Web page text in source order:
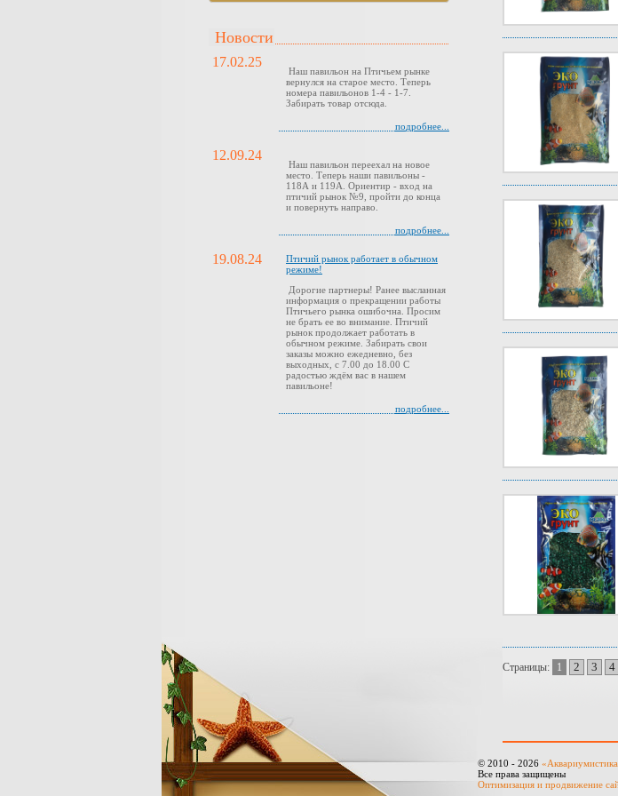
Страницы: 1 2 3 4
Новости
17.02.25
Наш павильон на Птичьем рынке
вернулся на старое место. Теперь
номера павильонов 1-4 - 1-7.
Забирать товар отсюда.
подробнее...
12.09.24
Наш павильон переехал на новое
место. Теперь наши павильоны -
118А и 119А. Ориентир - вход на
птичий рынок №9, пройти до конца
и повернуть направо.
подробнее...
19.08.24
Птичий рынок работает в обычном
режиме!
Дорогие партнеры! Ранее высланная
информация о прекращении работы
Птичьего рынка ошибочна. Просим
не брать ее во внимание. Птичий
рынок продолжает работать в
обычном режиме. Забирать свои
заказы можно ежедневно, без
выходных, с 7.00 до 18.00 С
радостью ждём вас в нашем
павильоне!
подробнее...
© 2010 - 2026
Все права защищены
Оптимизация и продвижение